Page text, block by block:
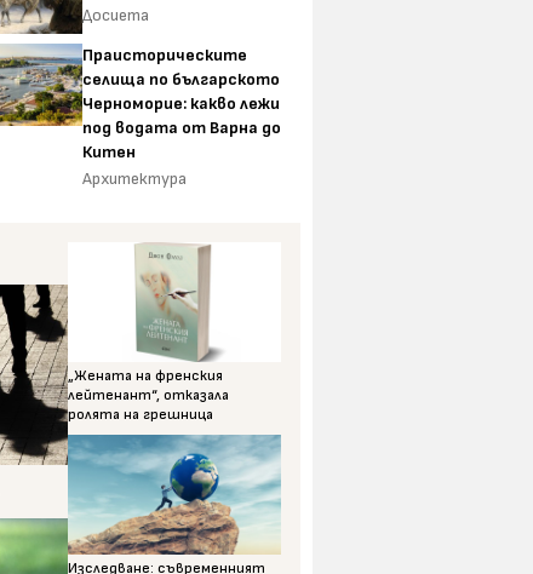
Досиета
Праисторическите
селища по българското
Черноморие: какво лежи
под водата от Варна до
Китен
Архитектура
„Жената на френския
лейтенант“, отказала
ролята на грешница
Изследване: съвременният